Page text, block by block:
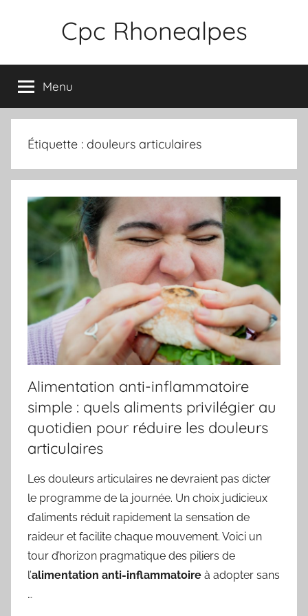
Cpc Rhonealpes
Menu
Étiquette : douleurs articulaires
Alimentation anti-inflammatoire
simple : quels aliments privilégier au
quotidien pour réduire les douleurs
articulaires
Les douleurs articulaires ne devraient pas dicter
le programme de la journée. Un choix judicieux
d’aliments réduit rapidement la sensation de
raideur et facilite chaque mouvement. Voici un
tour d’horizon pragmatique des piliers de
l’alimentation anti-inflammatoire à adopter sans
…